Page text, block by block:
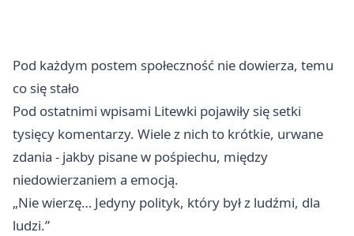
Pod każdym postem społeczność nie dowierza, temu
co się stało
Pod ostatnimi wpisami Litewki pojawiły się setki
tysięcy komentarzy. Wiele z nich to krótkie, urwane
zdania - jakby pisane w pośpiechu, między
niedowierzaniem a emocją.
„Nie wierzę… Jedyny polityk, który był z ludźmi, dla
ludzi.”